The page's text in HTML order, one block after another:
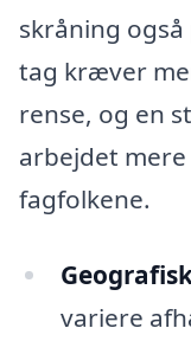
skråning
tag kræver
rense, og en
arbejdet
fagfolkene.
variere